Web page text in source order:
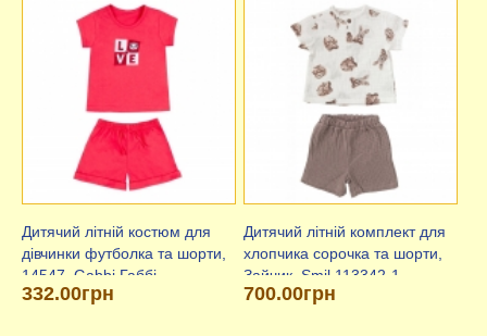
Дитячий літній костюм для
дівчинки футболка та шорти,
14547, Gabbi Габбі
332.00грн
Дитячий літній комплект для
хлопчика сорочка та шорти,
Зайчик, Smil 113342-1
700.00грн